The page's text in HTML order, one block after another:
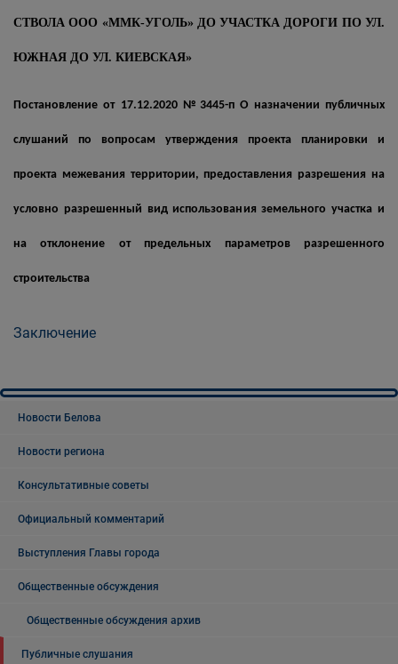
СТВОЛА ООО «ММК-УГОЛЬ» ДО УЧАСТКА ДОРОГИ ПО УЛ.
ЮЖНАЯ ДО УЛ. КИЕВСКАЯ»
Постановление от 17.12.2020 №3445-п О назначении публичных
слушаний по вопросам утверждения проекта планировки и
проекта межевания территории, предоставления разрешения на
условно разрешенный вид использования земельного участка и
на отклонение от предельных параметров разрешенного
строительства
Заключение
Новости Белова
Новости региона
Консультативные советы
Официальный комментарий
Выступления Главы города
Общественные обсуждения
Общественные обсуждения архив
Публичные слушания